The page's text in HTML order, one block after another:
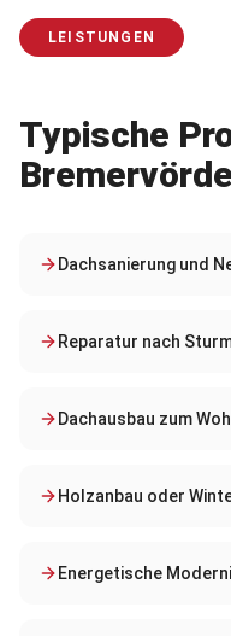
LEISTUNGEN
Typische
Bremervörde
Dachsanierung und
Reparatur nach
Dachausbau zum
Holzanbau oder
Energetische